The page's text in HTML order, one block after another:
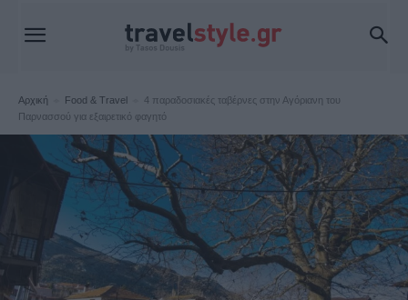
Αρχική Food & Travel
4 παραδοσιακές ταβέρνες στην Αγόριανη του
Παρνασσού για εξαιρετικό φαγητό